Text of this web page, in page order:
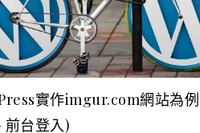
實作imgur.com網站為例
前台登入)